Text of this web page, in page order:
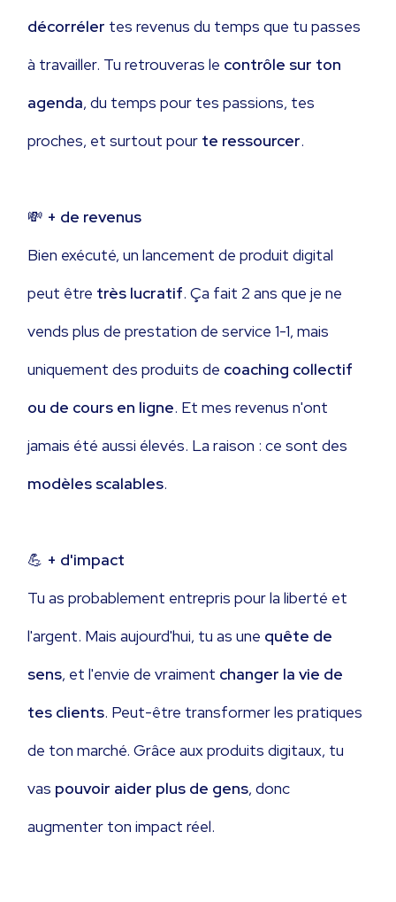
décorréler tes revenus du temps que tu passes
à travailler. Tu retrouveras le contrôle sur ton
agenda, du temps pour tes passions, tes
proches, et surtout pour te ressourcer.
💸 + de revenus
Bien exécuté, un lancement de produit digital
peut être très lucratif. Ça fait 2 ans que je ne
vends plus de prestation de service 1-1, mais
uniquement des produits de coaching collectif
ou de cours en ligne. Et mes revenus n'ont
jamais été aussi élevés. La raison : ce sont des
modèles scalables.
💪 + d'impact
Tu as probablement entrepris pour la liberté et
l'argent. Mais aujourd'hui, tu as une quête de
sens, et l'envie de vraiment changer la vie de
tes clients. Peut-être transformer les pratiques
de ton marché. Grâce aux produits digitaux, tu
vas pouvoir aider plus de gens, donc
augmenter ton impact réel.